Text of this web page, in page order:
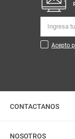
Acepto
CONTACTANOS
Atención telefónica
NOSOTROS